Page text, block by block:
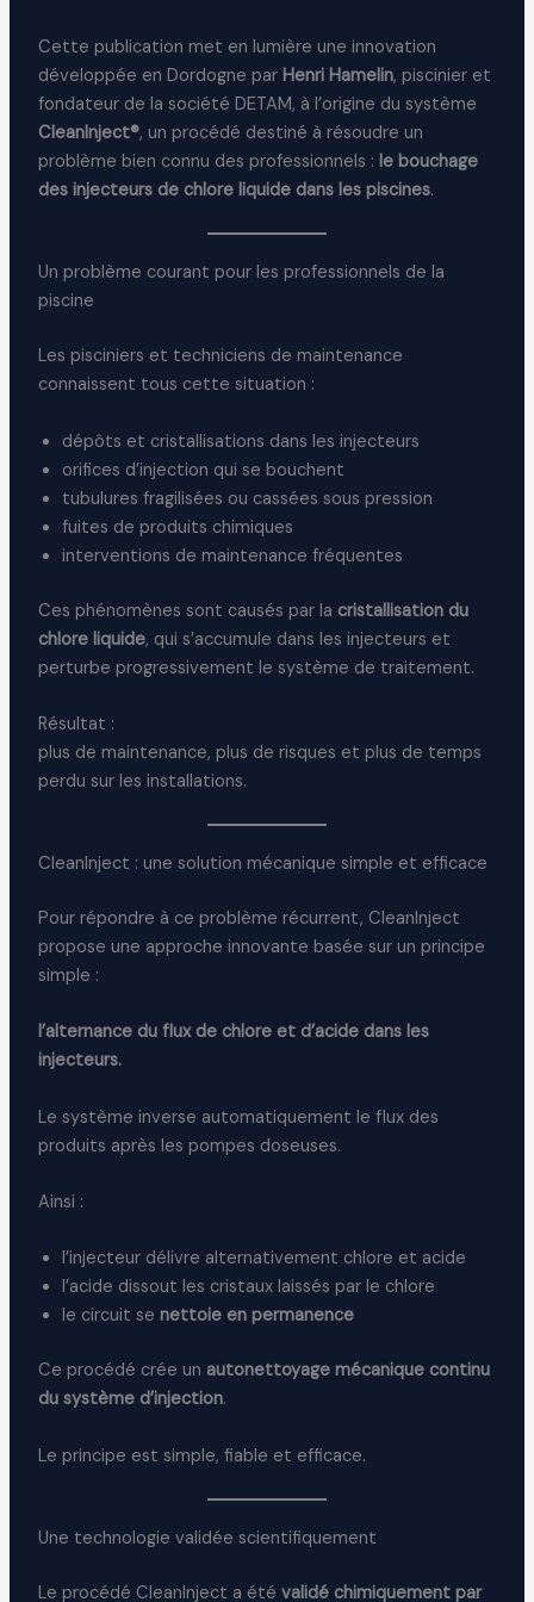
Cette publication met en lumière une innovation
développée en Dordogne par Henri Hamelin, piscinier et
fondateur de la société DETAM, à l’origine du système
CleanInject®, un procédé destiné à résoudre un
problème bien connu des professionnels : le bouchage
des injecteurs de chlore liquide dans les piscines.
Un problème courant pour les professionnels de la
piscine
Les pisciniers et techniciens de maintenance
connaissent tous cette situation :
dépôts et cristallisations dans les injecteurs
orifices d’injection qui se bouchent
tubulures fragilisées ou cassées sous pression
fuites de produits chimiques
interventions de maintenance fréquentes
Ces phénomènes sont causés par la cristallisation du
chlore liquide, qui s’accumule dans les injecteurs et
perturbe progressivement le système de traitement.
Résultat :
plus de maintenance, plus de risques et plus de temps
perdu sur les installations.
CleanInject : une solution mécanique simple et efficace
Pour répondre à ce problème récurrent, CleanInject
propose une approche innovante basée sur un principe
simple :
l’alternance du flux de chlore et d’acide dans les
injecteurs.
Le système inverse automatiquement le flux des
produits après les pompes doseuses.
Ainsi :
l’injecteur délivre alternativement chlore et acide
l’acide dissout les cristaux laissés par le chlore
le circuit se nettoie en permanence
Ce procédé crée un autonettoyage mécanique continu
du système d’injection.
Le principe est simple, fiable et efficace.
Une technologie validée scientifiquement
Le procédé CleanInject a été validé chimiquement par